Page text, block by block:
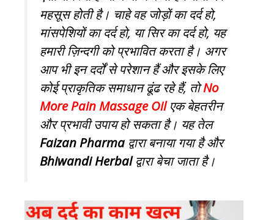
महसूस होती है। चाहे वह जोड़ों का दर्द हो,
मांसपेशियों का दर्द हो, या सिर का दर्द हो, यह
हमारी ज़िन्दगी को प्रभावित करता है। अगर
आप भी इन दर्दों से परेशान हैं और इसके लिए
कोई प्राकृतिक समाधान ढूंढ रहे हैं, तोNo
More Pain Massage Oilएक बेहतरीन
और प्रभावी उपाय हो सकता है। यह तेल
Faizan Pharma द्वारा बनाया गया है और
Bhiwandi Herbalद्वारा बेचा जाता है।